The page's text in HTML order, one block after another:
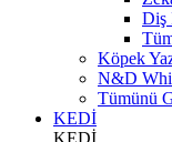
Diş
Köpek
N&D
Tümünü
KEDİ
KEDİ